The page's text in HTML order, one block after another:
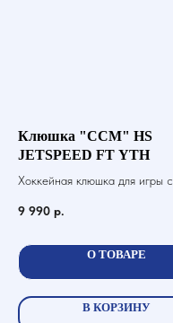
Клюшка "CCM" HS
JETSPEED FT YTH
Хоккейная клюшка для игры с
9 990 р.
О ТОВАРЕ
В КОРЗИНУ